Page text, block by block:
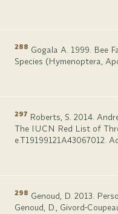
288 Gogala A. 1999. Bee
Species (Hymenoptera,
297 Roberts, S. 2014.
The IUCN Red List of
e.T19199121A43067012.
298 Genoud, D. 2013.
Genoud, D., Givord-